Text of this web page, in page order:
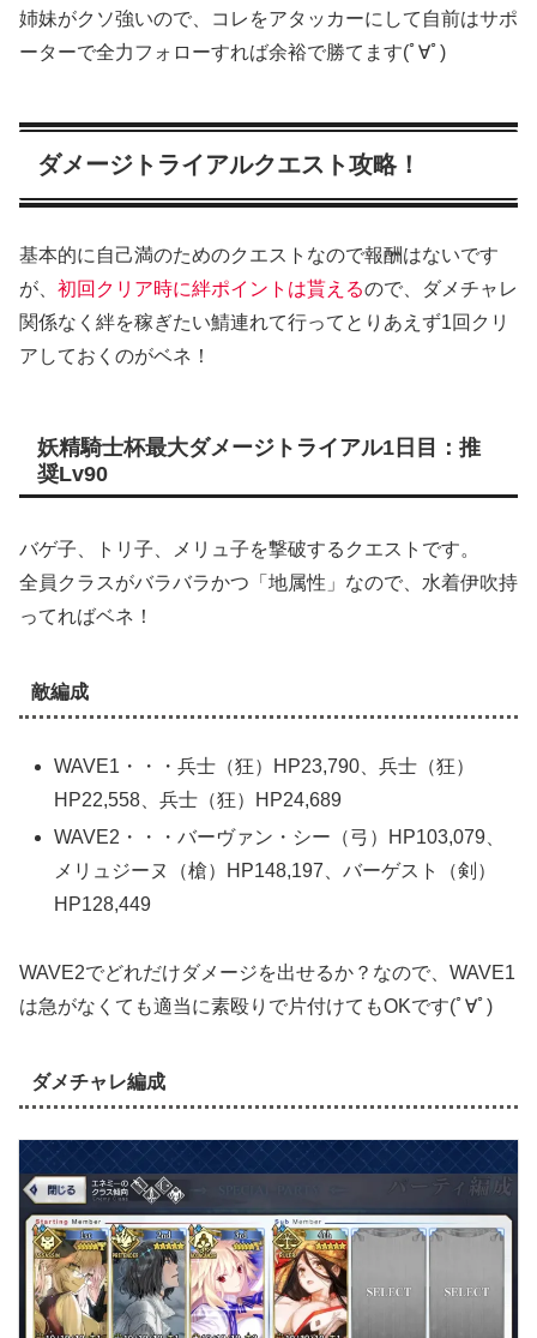
姉妹がクソ強いので、コレをアタッカーにして自前はサポ
ーターで全力フォローすれば余裕で勝てます(ﾟ∀ﾟ)
ダメージトライアルクエスト攻略！
基本的に自己満のためのクエストなので報酬はないです
が、 初回クリア時に絆ポイントは貰えるので、ダメチャレ
関係なく絆を稼ぎたい鯖連れて行ってとりあえず1回クリ
アしておくのがベネ！
妖精騎士杯最大ダメージトライアル1日目：推
奨Lv90
バゲ子、トリ子、メリュ子を撃破するクエストです。
全員クラスがバラバラかつ「地属性」なので、水着伊吹持
ってればベネ！
敵編成
WAVE1・・・兵士（狂）HP23,790、兵士（狂）
HP22,558、兵士（狂）HP24,689
WAVE2・・・バーヴァン・シー（弓）HP103,079、
メリュジーヌ（槍）HP148,197、バーゲスト（剣）
HP128,449
WAVE2でどれだけダメージを出せるか？なので、WAVE1
は急がなくても適当に素殴りで片付けてもOKです(ﾟ∀ﾟ)
ダメチャレ編成